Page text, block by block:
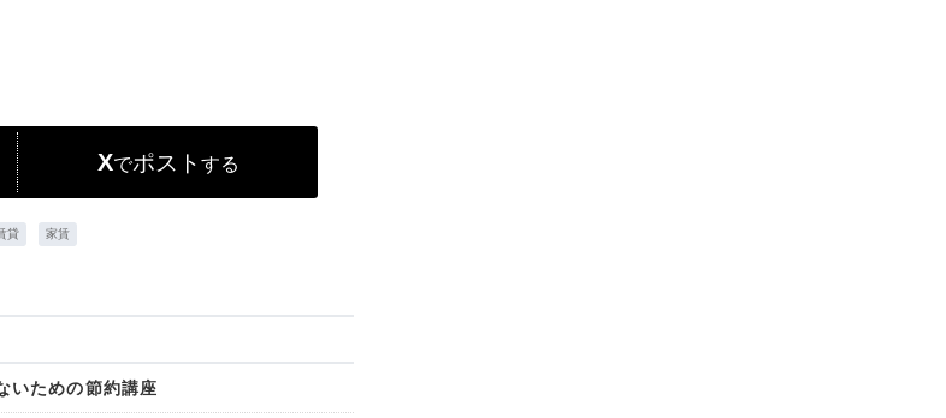
Xでポスト する
貸 家賃
いための節約講座